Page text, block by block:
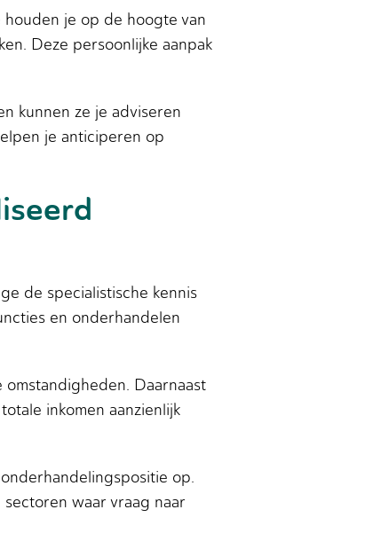
je op de hoogte van
Deze persoonlijke aanpak
kunnen ze je adviseren
je anticiperen op
de specialistische kennis
en onderhandelen
Daarnaast
inkomen aanzienlijk
op.
waar vraag naar